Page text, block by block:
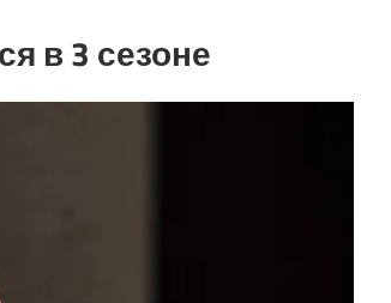
в 3 сезоне